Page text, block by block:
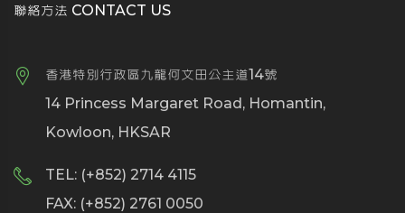
聯絡方法 CONTACT US
香港特別行政區九龍何文田公主道14號
14 Princess Margaret Road, Homantin,
Kowloon, HKSAR
TEL: (+852) 2714 4115
FAX: (+852) 2761 0050